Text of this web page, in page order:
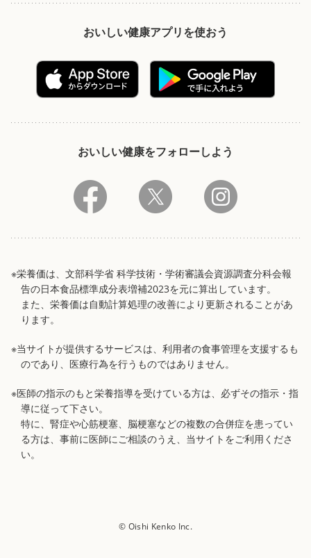
おいしい健康アプリを使おう
おいしい健康をフォローしよう
※栄養価は、文部科学省 科学技術・学術審議会資源調査分科会報
告の日本食品標準成分表増補2023を元に算出しています。
また、栄養価は自動計算処理の改善により更新されることがあ
ります。
※当サイトが提供するサービスは、利用者の食事管理を支援するも
のであり、医療行為を行うものではありません。
※医師の指示のもと栄養指導を受けている方は、必ずその指示・指
導に従って下さい。
特に、腎症や心筋梗塞、脳梗塞などの複数の合併症を患ってい
る方は、事前に医師にご相談のうえ、当サイトをご利用くださ
い。
© Oishi Kenko Inc.